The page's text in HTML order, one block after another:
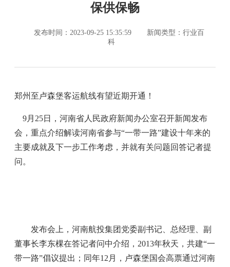
保供保畅
发布时间：2023-09-25 15:35:59
新闻类型：行业百
科
郑州至卢森堡客运航线有望近期开通！
9月25日，河南省人民政府新闻办公室召开新闻发布
会，重点介绍解读河南省参与“一带一路”建设十年来的
主要成就及下一步工作考虑，并就有关问题回答记者提
问。
发布会上，河南航投集团党委副书记、总经理、副
董事长李东棵在答记者问中介绍，2013年秋天，共建“一
带一路”倡议提出；同年12月，卢森堡国会高票通过河南